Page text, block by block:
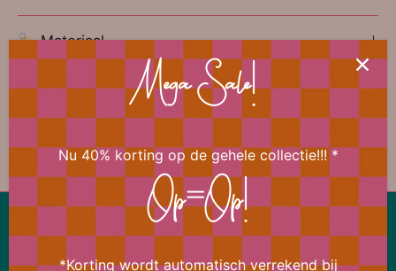
🏷 Materiaal
🎀 Diversen
Lekker snel terug naar boven
Ons aanbod wijzigt bijna dagelijks
Mega Sale!
Nu 40% korting op de gehele collectie!!! *
Op=Op!
*Korting wordt automatisch verrekend bij